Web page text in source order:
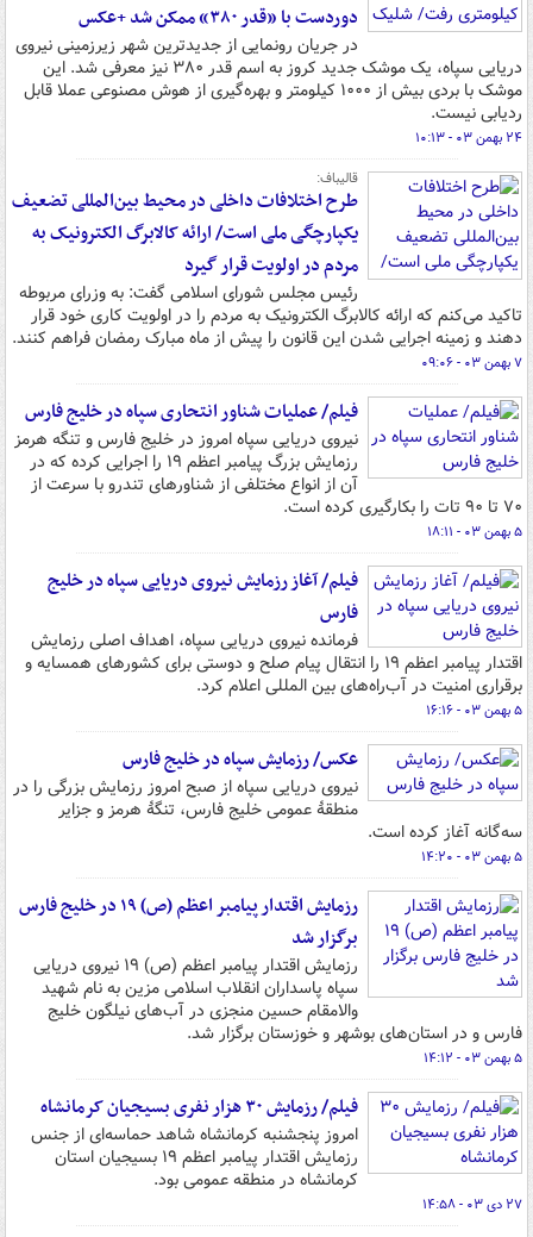
دوردست با «قدر ۳۸۰» ممکن شد +عکس
در جریان رونمایی از جدیدترین شهر زیرزمینی نیروی
دریایی سپاه، یک موشک جدید کروز به اسم قدر ۳۸۰ نیز معرفی شد. این
موشک با بردی بیش از ۱۰۰۰ کیلومتر و بهره‌گیری از هوش مصنوعی عملا قابل
ردیابی نیست.
۲۴ بهمن ۰۳ - ۱۰:۱۳
قالیباف:
طرح اختلافات داخلی در محیط بین‌المللی تضعیف
یکپارچگی ملی است/ ارائه کالابرگ الکترونیک به
مردم در اولویت قرار گیرد
رئیس مجلس شورای اسلامی گفت: به وزرای مربوطه
تاکید می‌کنم که ارائه کالابرگ الکترونیک به مردم را در اولویت کاری خود قرار
دهند و زمینه اجرایی شدن این قانون را پیش از ماه مبارک رمضان فراهم کنند.
۷ بهمن ۰۳ - ۰۹:۰۶
فیلم/ عملیات شناور انتحاری سپاه در خلیج فارس
نیروی دریایی سپاه امروز در خلیج فارس و تنگه هرمز
رزمایش بزرگ پیامبر اعظم ۱۹ را اجرایی کرده که در
آن از انواع مختلفی از شناورهای تندرو با سرعت از
۷۰ تا ۹۰ تات را بکارگیری کرده است.
۵ بهمن ۰۳ - ۱۸:۱۱
فیلم/ آغاز رزمایش نیروی دریایی سپاه در خلیج
فارس
فرمانده نیروی دریایی سپاه، اهداف اصلی رزمایش
اقتدار پیامبر اعظم ۱۹ را انتقال پیام صلح و دوستی برای کشورهای همسایه و
برقراری امنیت در آب‌راه‌های بین المللی اعلام کرد.
۵ بهمن ۰۳ - ۱۶:۱۶
عکس/ رزمایش سپاه در خلیج فارس
نیروی دریایی سپاه از صبح امروز رزمایش بزرگی را در
منطقهٔ عمومی خلیج فارس، تنگهٔ هرمز و جزایر
سه‌گانه آغاز کرده است.
۵ بهمن ۰۳ - ۱۴:۲۰
رزمایش اقتدار پیامبر اعظم (ص) ۱۹ در خلیج فارس
برگزار شد
رزمایش اقتدار پیامبر اعظم (ص) ۱۹ نیروی دریایی
سپاه پاسداران انقلاب اسلامی مزین به نام شهید
والامقام حسین منجزی در آب‌های نیلگون خلیج
فارس و در استان‌های بوشهر و خوزستان برگزار شد.
۵ بهمن ۰۳ - ۱۴:۱۲
فیلم/ رزمایش ۳۰ هزار نفری بسیجیان کرمانشاه
امروز پنجشنبه کرمانشاه شاهد حماسه‌ای از جنس
رزمایش اقتدار پیامبر اعظم ۱۹ بسیجیان استان
کرمانشاه در منطقه عمومی بود.
۲۷ دی ۰۳ - ۱۴:۵۸